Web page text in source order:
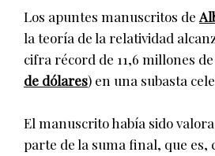
Los apuntes manuscritos de
la teoría de la relatividad
cifra récord de 11,6 millones
de dólares) en una subasta
El manuscrito había sido
parte de la suma final, que es,